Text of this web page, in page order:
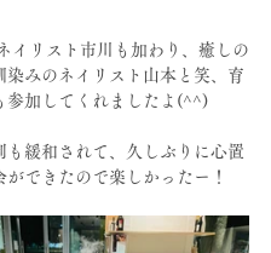
イリスト市川も加わり、癒しの
染みのネイリスト山本と笑、育
参加してくれましたよ(^^)
も緩和されて、久しぶりに心置
ができたので楽しかったー！